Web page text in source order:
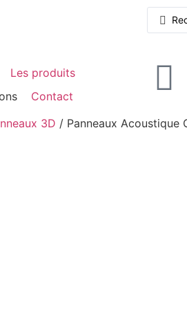
Les produits
Contact
3D / Panneaux Acoustique